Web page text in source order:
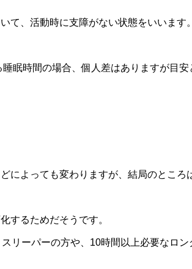
て、活動時に支障がない状態をいいます。
眠時間の場合、個人差はありますが目安
よっても変わりますが、結局のところ
するためだそうです。
ーパーの方や、10時間以上必要なロン